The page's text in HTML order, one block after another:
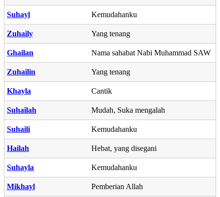
Suhayl Kemudahanku
Zuhaily Yang tenang
Ghailan Nama sahabat Nabi Muhammad SAW
Zuhailin Yang tenang
Khayla Cantik
Suhailah Mudah, Suka mengalah
Suhaili Kemudahanku
Hailah Hebat, yang disegani
Suhayla Kemudahanku
Mikhayl Pemberian Allah